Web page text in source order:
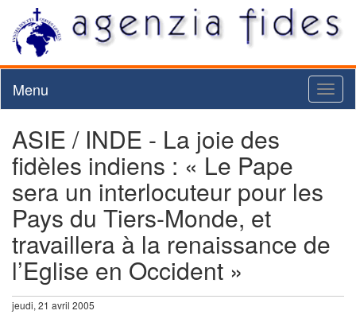
Menu
ASIE / INDE - La joie des
fidèles indiens : « Le Pape
sera un interlocuteur pour les
Pays du Tiers-Monde, et
travaillera à la renaissance de
l’Eglise en Occident »
jeudi, 21 avril 2005